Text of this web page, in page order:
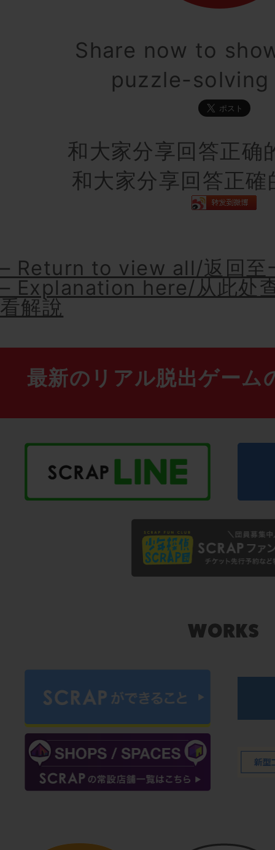
Share now to
puzzle-
和大家分享回答正确
和大家分享回答正確
– Return to view all/返回至
– Explanation here/从此处
看解說
最新のリアル脱出ゲーム